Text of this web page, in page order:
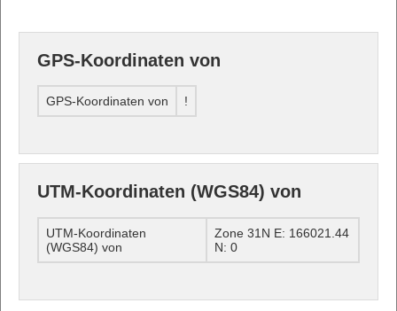
GPS-Koordinaten von
GPS-Koordinaten von !
UTM-Koordinaten (WGS84) von
UTM-Koordinaten
(WGS84) von
Zone 31N E: 166021.44
N: 0